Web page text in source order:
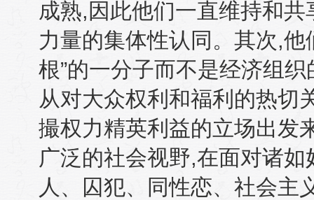
成熟, 因此他们一直维持和
力量的集体性认同。其次,他
根”的一分子而不是经济组
从对大众权利和福利的热切
撮权力精英利益的立场出发
广泛的社会视野,在面对诸如
人、囚犯、同性恋、社会主